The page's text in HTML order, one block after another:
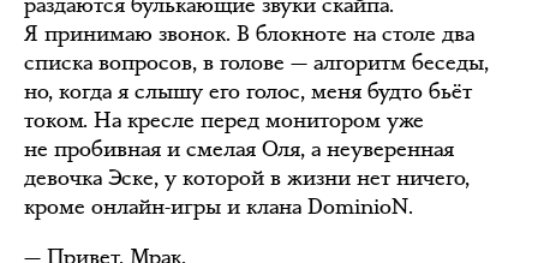
Я принимаю звонок. В блокноте на столе два
списка вопросов, в голове — алгоритм беседы,
но, когда я слышу его голос, меня будто бьёт
током. На кресле перед монитором уже
не пробивная и смелая Оля, а неуверенная
девочка Эске, у которой в жизни нет ничего,
кроме онлайн-игры и клана DominioN.